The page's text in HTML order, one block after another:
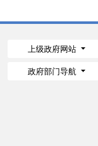
上级政府网站
政府部门导航